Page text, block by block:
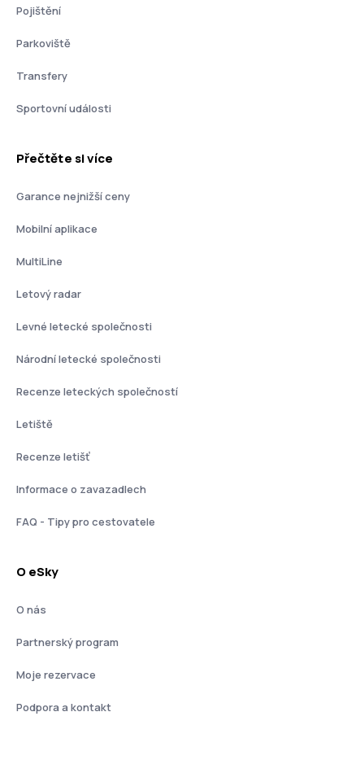
Pojištění
Parkoviště
Transfery
Sportovní události
Přečtěte si více
Garance nejnižší ceny
Mobilní aplikace
MultiLine
Letový radar
Levné letecké společnosti
Národní letecké společnosti
Recenze leteckých společností
Letiště
Recenze letišť
Informace o zavazadlech
FAQ - Tipy pro cestovatele
O eSky
O nás
Partnerský program
Moje rezervace
Podpora a kontakt